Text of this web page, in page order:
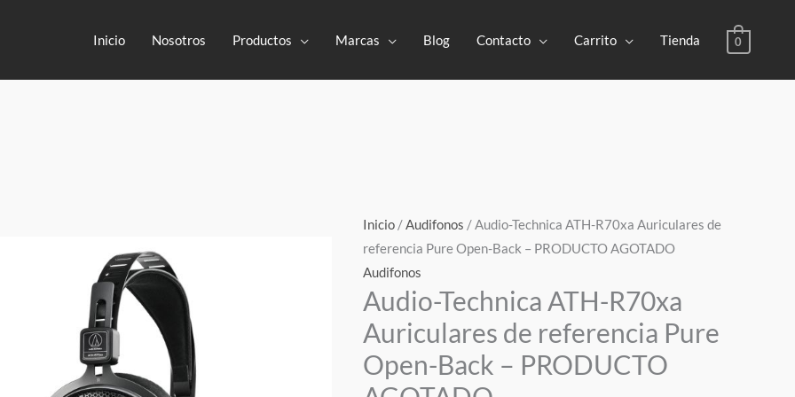
Inicio Nosotros Productos Marcas Blog Contacto Carrito Tienda 0
Inicio /Audifonos / Audio-Technica ATH-R70xa Auriculares de
referencia Pure Open-Back – PRODUCTO AGOTADO
Audifonos
Audio-Technica ATH-R70xa
Auriculares de referencia Pure
Open-Back – PRODUCTO